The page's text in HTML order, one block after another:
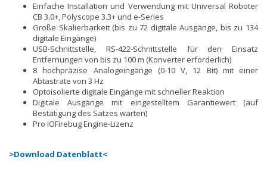
Einfache Installation und Verwendung mit Universal Roboter
CB 3.0+, Polyscope 3.3+ und e-Series
Große Skalierbarkeit (bis zu 72 digitale Ausgänge, bis zu 134
digitale Eingänge)
USB-Schnittstelle, RS-422-Schnittstelle für den Einsatz
Entfernungen von bis zu 100 m (Konverter erforderlich)
8 hochpräzise Analogeingänge (0-10 V, 12 Bit) mit einer
Abtastrate von 3 Hz
Optoisolierte digitale Eingänge mit schneller Reaktion
Digitale Ausgänge mit eingestelltem Garantiewert (auf
Bestätigung des Satzes warten)
Pro IOFirebug Engine-Lizenz
>Download Datenblatt<